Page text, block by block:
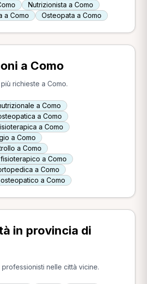
Nutrizionista a Como
a Como
Osteopata a Como
a Como
richieste a Como.
a Como
a Como
a Como
a Como
a Como
a Como
a Como
a Como
in provincia di
nelle città vicine.